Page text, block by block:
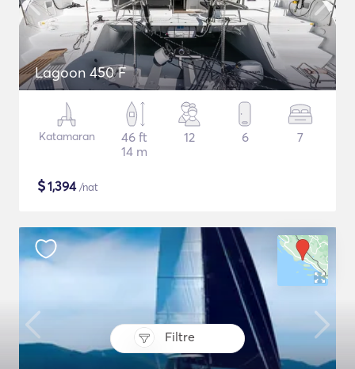
Filtre
Lagoon 450 F
Katamaran
46 ft
14 m
12 6 7
$1,394/nat